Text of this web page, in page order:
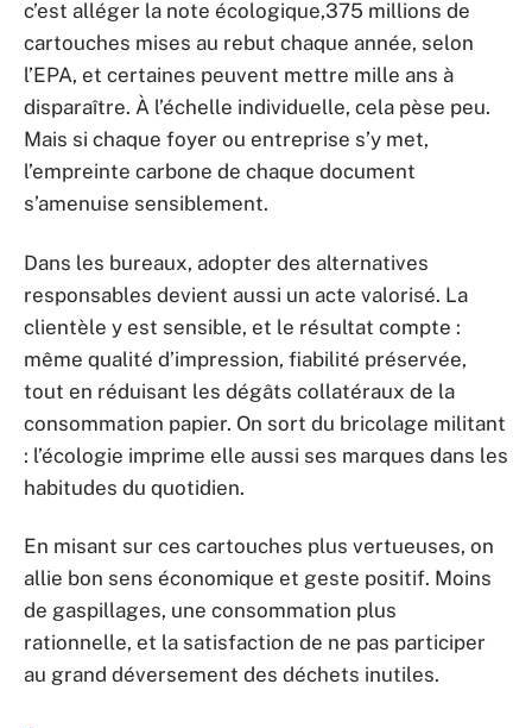
c’est alléger la note écologique,375 millions de
cartouches mises au rebut chaque année, selon
l’EPA, et certaines peuvent mettre mille ans à
disparaître. À l’échelle individuelle, cela pèse peu.
Mais si chaque foyer ou entreprise s’y met,
l’empreinte carbone de chaque document
s’amenuise sensiblement.
Dans les bureaux, adopter des alternatives
responsables devient aussi un acte valorisé. La
clientèle y est sensible, et le résultat compte :
même qualité d’impression, fiabilité préservée,
tout en réduisant les dégâts collatéraux de la
consommation papier. On sort du bricolage militant
: l’écologie imprime elle aussi ses marques dans les
habitudes du quotidien.
En misant sur ces cartouches plus vertueuses, on
allie bon sens économique et geste positif. Moins
de gaspillages, une consommation plus
rationnelle, et la satisfaction de ne pas participer
au grand déversement des déchets inutiles.